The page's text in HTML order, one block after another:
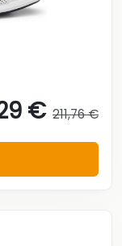
€ 211,76 €